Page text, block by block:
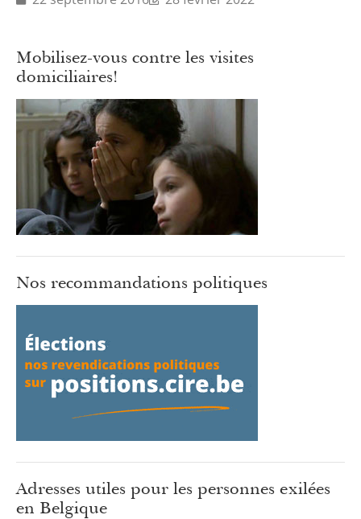
Mobilisez-vous contre les visites
domiciliaires!
Nos recommandations politiques
Adresses utiles pour les personnes exilées
en Belgique